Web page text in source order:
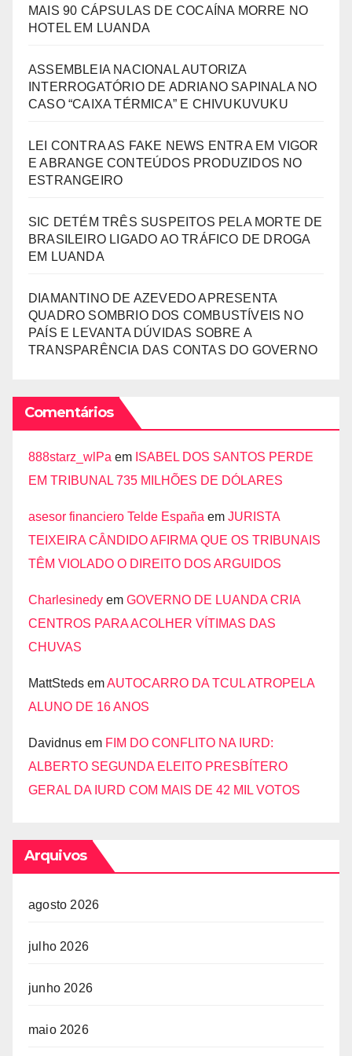
MAIS 90 CÁPSULAS DE COCAÍNA MORRE NO
HOTEL EM LUANDA
ASSEMBLEIA NACIONAL AUTORIZA
INTERROGATÓRIO DE ADRIANO SAPINALA NO
CASO “CAIXA TÉRMICA” E CHIVUKUVUKU
LEI CONTRA AS FAKE NEWS ENTRA EM VIGOR
E ABRANGE CONTEÚDOS PRODUZIDOS NO
ESTRANGEIRO
SIC DETÉM TRÊS SUSPEITOS PELA MORTE DE
BRASILEIRO LIGADO AO TRÁFICO DE DROGA
EM LUANDA
DIAMANTINO DE AZEVEDO APRESENTA
QUADRO SOMBRIO DOS COMBUSTÍVEIS NO
PAÍS E LEVANTA DÚVIDAS SOBRE A
TRANSPARÊNCIA DAS CONTAS DO GOVERNO
Comentários
888starz_wlPa em ISABEL DOS SANTOS PERDE
EM TRIBUNAL 735 MILHÕES DE DÓLARES
asesor financiero Telde España em JURISTA
TEIXEIRA CÂNDIDO AFIRMA QUE OS TRIBUNAIS
TÊM VIOLADO O DIREITO DOS ARGUIDOS
Charlesinedy em GOVERNO DE LUANDA CRIA
CENTROS PARA ACOLHER VÍTIMAS DAS
CHUVAS
MattSteds emAUTOCARRO DA TCUL ATROPELA
ALUNO DE 16 ANOS
Davidnus em FIM DO CONFLITO NA IURD:
ALBERTO SEGUNDA ELEITO PRESBÍTERO
GERAL DA IURD COM MAIS DE 42 MIL VOTOS
Arquivos
agosto 2026
julho 2026
junho 2026
maio 2026